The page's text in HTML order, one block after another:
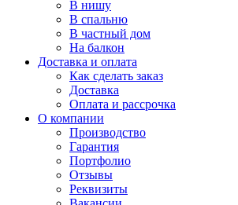
В нишу
В спальню
В частный дом
На балкон
Доставка и оплата
Как сделать заказ
Доставка
Оплата и рассрочка
О компании
Производство
Гарантия
Портфолио
Отзывы
Реквизиты